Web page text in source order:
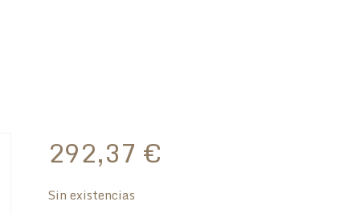
292,37 €
Sin existencias